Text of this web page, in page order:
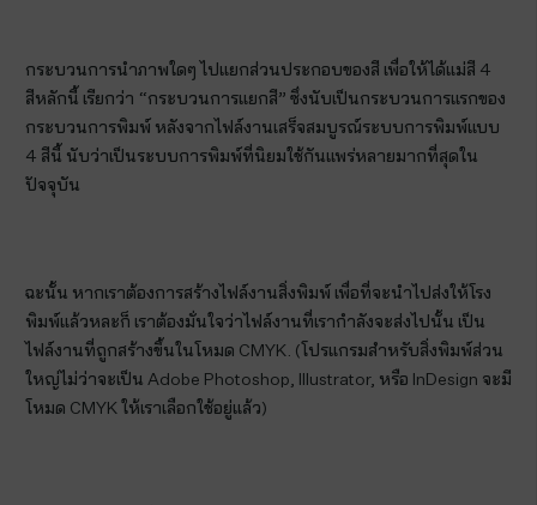
กระบวนการนำภาพใดๆ ไปแยกส่วนประกอบของสี เพื่อให้ได้แม่สี 4
สีหลักนี้ เรียกว่า “กระบวนการแยกสี” ซึ่งนับเป็นกระบวนการแรกของ
กระบวนการพิมพ์ หลังจากไฟล์งานเสร็จสมบูรณ์ระบบการพิมพ์แบบ
4 สีนี้ นับว่าเป็นระบบการพิมพ์ที่นิยมใช้กันแพร่หลายมากที่สุดใน
ปัจจุบัน
ฉะนั้น หากเราต้องการสร้างไฟล์งานสิ่งพิมพ์ เพื่อที่จะนำไปส่งให้โรง
พิมพ์แล้วหละก็ เราต้องมั่นใจว่าไฟล์งานที่เรากำลังจะส่งไปนั้น เป็น
ไฟล์งานที่ถูกสร้างขึ้นในโหมด CMYK. (โปรแกรมสำหรับสิ่งพิมพ์ส่วน
ใหญ่ไม่ว่าจะเป็น Adobe Photoshop, Illustrator, หรือ InDesign จะมี
โหมด CMYK ให้เราเลือกใช้อยู่แล้ว)